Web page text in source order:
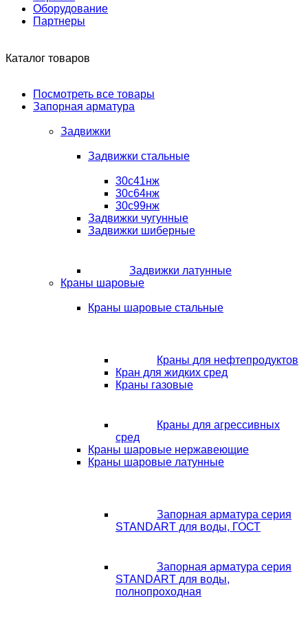
Оборудование
Партнеры
Каталог товаров
Посмотреть все товары
Запорная арматура
Задвижки
Задвижки стальные
30с41нж
30с64нж
30с99нж
Задвижки чугунные
Задвижки шиберные
Задвижки латунные
Краны шаровые
Краны шаровые стальные
Краны для нефтепродуктов
Кран для жидких сред
Краны газовые
Краны для агрессивных
сред
Краны шаровые нержавеющие
Краны шаровые латунные
Запорная арматура серия
STANDART для воды, ГОСТ
Запорная арматура серия
STANDART для воды,
полнопроходная